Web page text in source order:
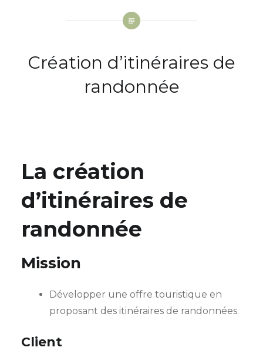
Création d’itinéraires de
randonnée
La création
d’itinéraires de
randonnée
Mission
Développer une offre touristique en
proposant des itinéraires de randonnées.
Client